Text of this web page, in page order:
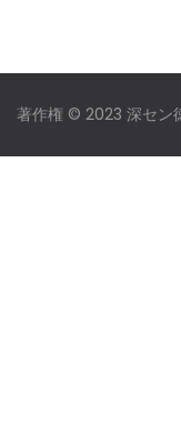
著作権 © 2023 深セン